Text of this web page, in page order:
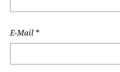
E-Mail *